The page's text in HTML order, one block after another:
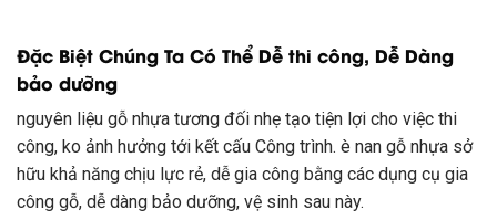
Đặc Biệt Chúng Ta Có Thể Dễ thi công, Dễ Dàng
bảo dưỡng
nguyên liệu gỗ nhựa tương đối nhẹ tạo tiện lợi cho việc thi
công, ko ảnh hưởng tới kết cấu Công trình. è nan gỗ nhựa sở
hữu khả năng chịu lực rẻ, dễ gia công bằng các dụng cụ gia
công gỗ, dễ dàng bảo dưỡng, vệ sinh sau này.